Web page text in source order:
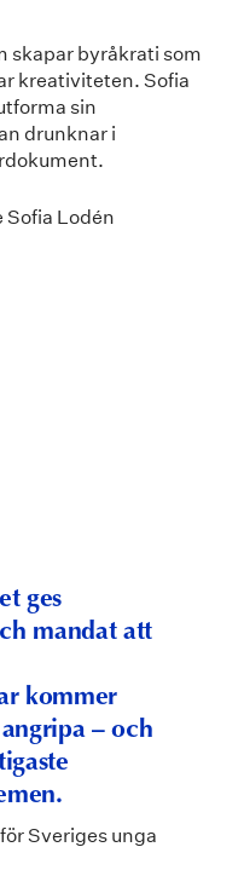
skapar byråkrati som
kreativiteten. Sofia
sin
drunknar i
ges
mandat att
kommer
– och
Sveriges unga